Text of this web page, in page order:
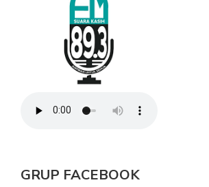
GRUP FACEBOOK